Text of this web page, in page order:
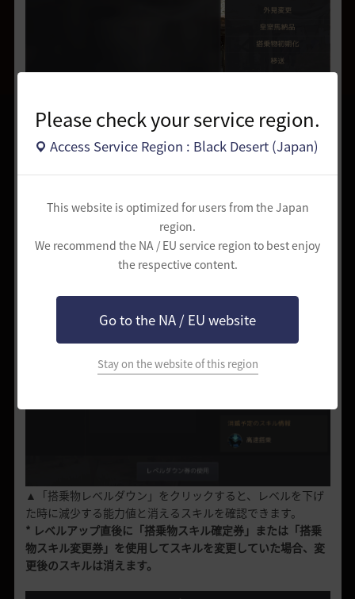
Please check your service region.
Access Service Region : Black Desert (Japan)
This website is optimized for users from the Japan
region.
We recommend the NA / EU service region to best enjoy
the respective content.
Go to the NA / EU website
Stay on the website of this region
▲ 各村にいる厩舎番NPCと会話 - 厩舎 - 搭乗物選択 - 搭乗物
▲「搭乗物レベルダウン」をクリックすると、レベルを下げ
た時に減少する能力値と消えるスキルを確認できます。
* レベルアップ直後に「搭乗物スキル確定券」または「搭乗
物スキル変更券」を使用してスキルを変更していた場合、変
更後のスキルは消えます。